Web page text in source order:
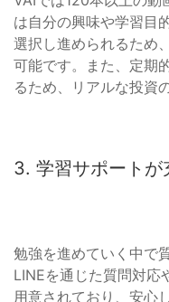
は自分の興味や学習目
選択し進められるため
可能です。また、定期
るため、リアルな投資
3. 学習サポートが
勉強を進めていく中で
LINEを通じた質問対応
用意されており、安心